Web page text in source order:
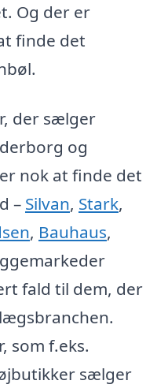
Og der er
finde det
der sælger
og
nok at finde det
– Silvan, Stark,
, Bauhaus,
fald til dem, der
som f.eks.
sælger